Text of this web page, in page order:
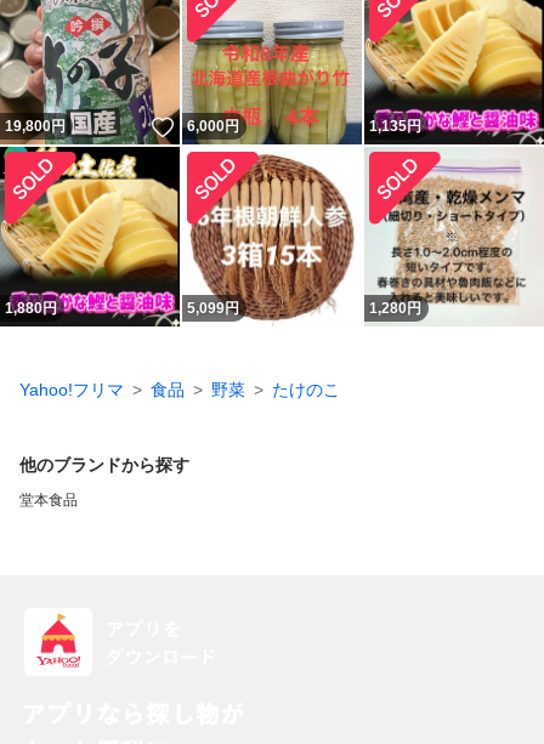
19,800円 いいね！
6,000円 1,135円
1,880円 5,099円 1,280円
Yahoo!フリマ 食品 野菜 たけのこ
他のブランドから探す
堂本食品